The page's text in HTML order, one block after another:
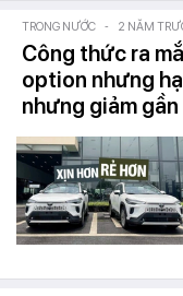
TRONG NƯỚC - 2 NĂM
Công thức ra
option nhưng
nhưng giảm